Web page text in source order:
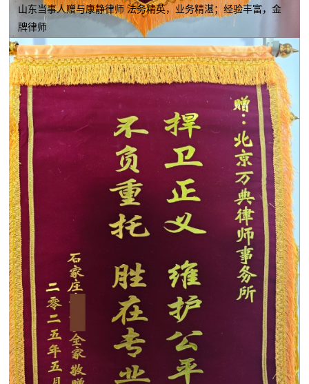
山东当事人赠与康静律师 法务精英，业务精湛；经验丰富，金
牌律师